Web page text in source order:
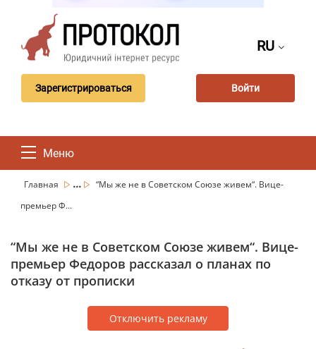
RU
Зарегистрироваться Войти
Меню
Главная ...
“Мы же не в Советском Союзе живем“. Вице-
премьер Ф...
“Мы же не в Советском Союзе живем“. Вице-
премьер Федоров рассказал о планах по
отказу от прописки
Отключить рекламу